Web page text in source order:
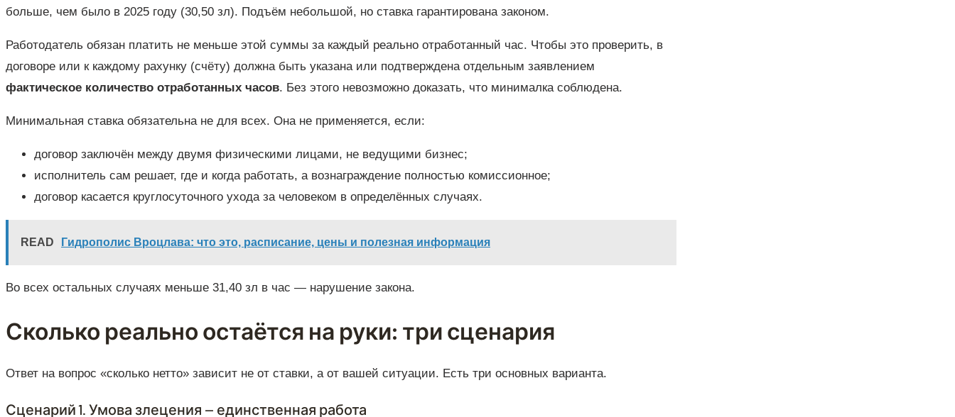
больше, чем было в 2025 году (30,50 зл). Подъём небольшой, но ставка гарантирована законом.
Работодатель обязан платить не меньше этой суммы за каждый реально отработанный час. Чтобы это проверить, в
договоре или к каждому рахунку (счёту) должна быть указана или подтверждена отдельным заявлением
фактическое количество отработанных часов. Без этого невозможно доказать, что минималка соблюдена.
Минимальная ставка обязательна не для всех. Она не применяется, если:
договор заключён между двумя физическими лицами, не ведущими бизнес;
исполнитель сам решает, где и когда работать, а вознаграждение полностью комиссионное;
договор касается круглосуточного ухода за человеком в определённых случаях.
READ Гидрополис Вроцлава: что это, расписание, цены и полезная информация
Во всех остальных случаях меньше 31,40 зл в час — нарушение закона.
Сколько реально остаётся на руки: три сценария
Ответ на вопрос «сколько нетто» зависит не от ставки, а от вашей ситуации. Есть три основных варианта.
Сценарий 1. Умова злецения — единственная работа